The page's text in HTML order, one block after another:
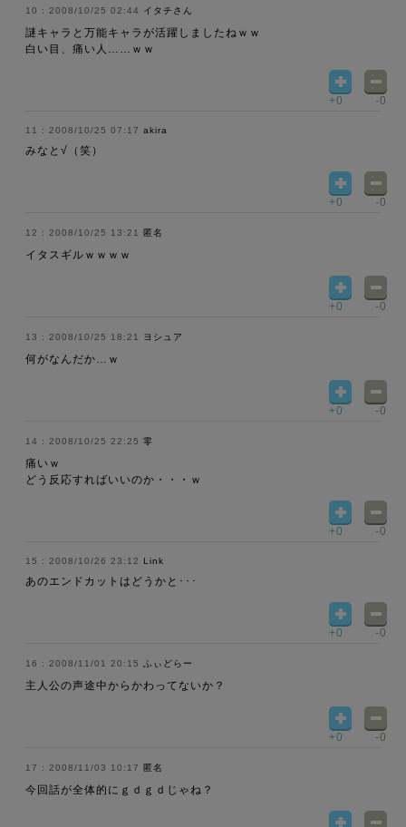
2008/10/25 02:44 イタチさん
謎キャラと万能キャラが活躍しましたねｗｗ
白い目、痛い人……ｗｗ
+0 -0
2008/10/25 07:17 akira
みなと√（笑）
+0 -0
2008/10/25 13:21 匿名
イタスギルｗｗｗｗ
+0 -0
2008/10/25 18:21 ヨシュア
何がなんだか…ｗ
+0 -0
2008/10/25 22:25 零
痛いｗ
どう反応すればいいのか・・・ｗ
+0 -0
2008/10/26 23:12 Link
あのエンドカットはどうかと･･･
+0 -0
2008/11/01 20:15 ふぃどらー
主人公の声途中からかわってないか？
+0 -0
2008/11/03 10:17 匿名
今回話が全体的にｇｄｇｄじゃね？